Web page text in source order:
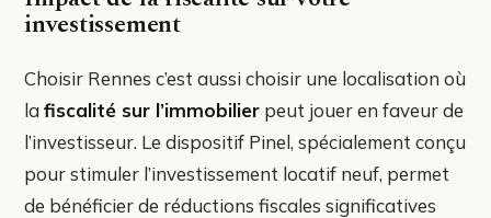
investissement
Choisir Rennes c’est aussi choisir une localisation où
lafiscalité sur l’immobilier peut jouer en faveur de
l’investisseur. Le dispositif Pinel, spécialement conçu
pour stimuler l’investissement locatif neuf, permet
de bénéficier de réductions fiscales significatives